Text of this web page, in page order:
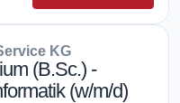
KG
(B.Sc.) -
(w/m/d)